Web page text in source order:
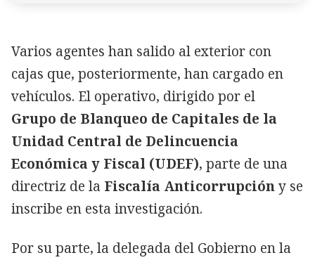
Varios agentes han salido al exterior con
cajas que, posteriormente, han cargado en
vehículos. El operativo, dirigido por el
Grupo de Blanqueo de Capitales de la
Unidad Central de Delincuencia
Económica y Fiscal (UDEF), parte de una
directriz de la Fiscalía Anticorrupcióny se
inscribe en esta investigación.
Por su parte, la delegada del Gobierno en la